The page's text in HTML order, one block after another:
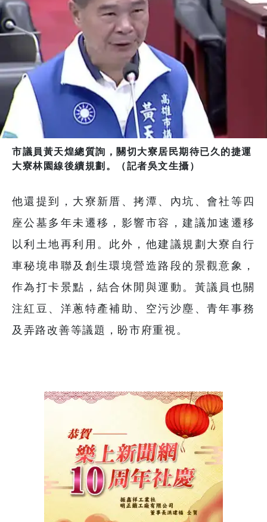
市議員黃天煌總質詢，關切大寮居民期待已久的捷運
大寮林園線後續規劃。（記者吳文生攝）
他還提到，大寮新厝、拷潭、內坑、會社等四
座公墓多年未遷移，影響市容，建議加速遷移
以利土地再利用。此外，他建議規劃大寮自行
車秘境串聯及創生環境營造路段的景觀意象，
作為打卡景點，結合休閒與運動。黃議員也關
注紅豆、洋蔥特產補助、空污沙塵、青年事務
及弄路改善等議題，盼市府重視。